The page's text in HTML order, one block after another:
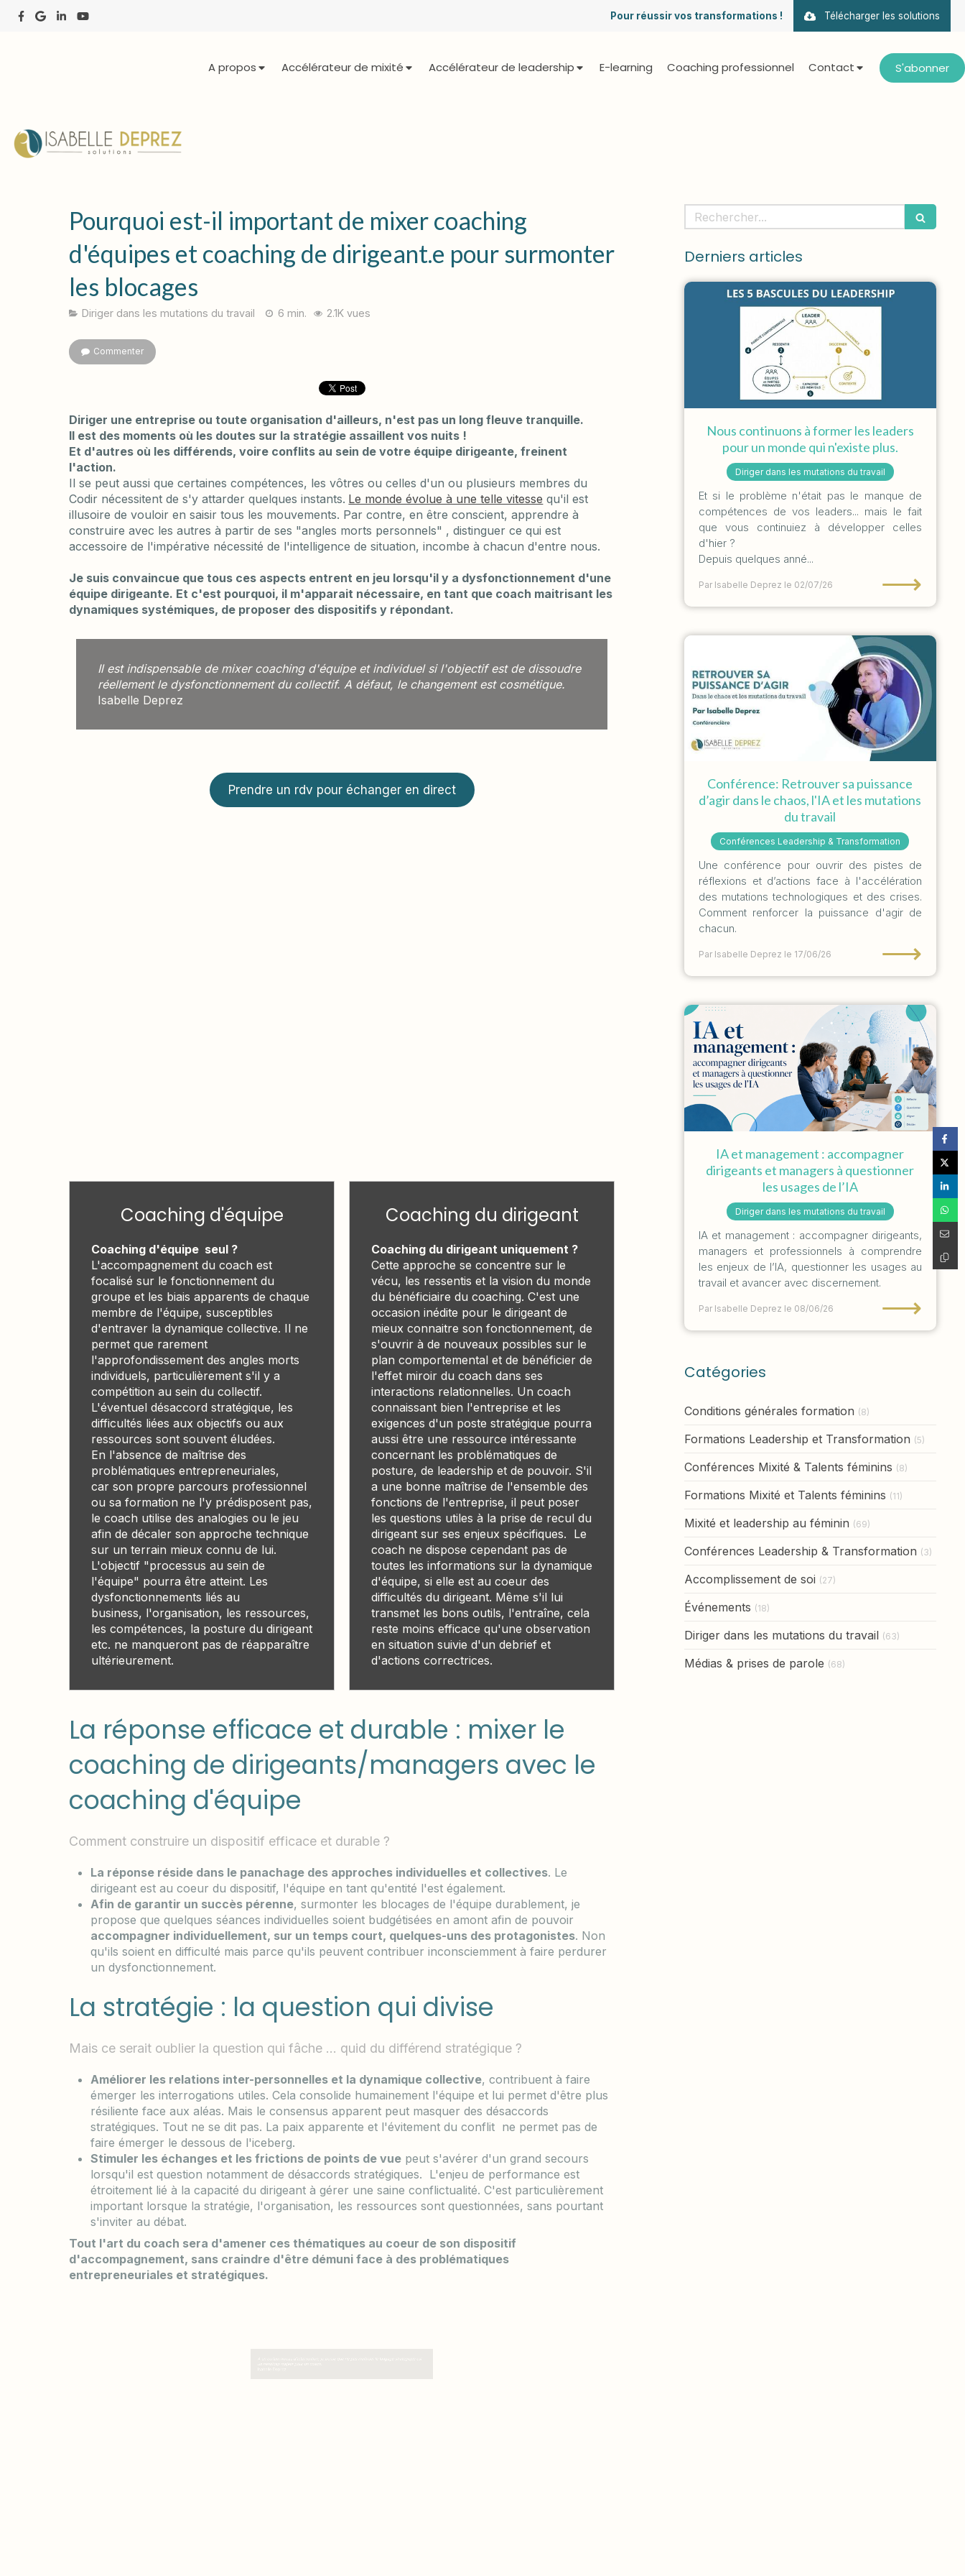
Télécharger les solutions
Pour réussir vos transformations !
A propos Accélérateur de mixité Accélérateur de leadership E-learning Coaching professionnel Contact S'abonner
Pourquoi est-il important de mixer coaching
d'équipes et coaching de dirigeant.e pour surmonter
les blocages
Diriger dans les mutations du travail 6 min. 2.1K vues
Commenter
Diriger une entreprise ou toute organisation d'ailleurs, n'est pas un long fleuve tranquille.
Il est des moments où les doutes sur la stratégie assaillent vos nuits !
Et d'autres où les différends, voire conflits au sein de votre équipe dirigeante, freinent
l'action.
Il se peut aussi que certaines compétences, les vôtres ou celles d'un ou plusieurs membres du
Codir nécessitent de s'y attarder quelques instants. Le monde évolue à une telle vitesse qu'il est
illusoire de vouloir en saisir tous les mouvements. Par contre, en être conscient, apprendre à
construire avec les autres à partir de ses "angles morts personnels" , distinguer ce qui est
accessoire de l'impérative nécessité de l'intelligence de situation, incombe à chacun d'entre nous.
Je suis convaincue que tous ces aspects entrent en jeu lorsqu'il y a dysfonctionnement d'une
équipe dirigeante. Et c'est pourquoi, il m'apparait nécessaire, en tant que coach maitrisant les
dynamiques systémiques, de proposer des dispositifs y répondant.
Il est indispensable de mixer coaching d'équipe et individuel si l'objectif est de dissoudre
réellement le dysfonctionnement du collectif. A défaut, le changement est cosmétique.
Isabelle Deprez
Prendre un rdv pour échanger en direct
Coaching d'équipe
Coaching d'équipe seul ?
L'accompagnement du coach est
focalisé sur le fonctionnement du
groupe et les biais apparents de chaque
membre de l'équipe, susceptibles
d'entraver la dynamique collective. Il ne
permet que rarement
l'approfondissement des angles morts
individuels, particulièrement s'il y a
compétition au sein du collectif.
L'éventuel désaccord stratégique, les
difficultés liées aux objectifs ou aux
ressources sont souvent éludées.
En l'absence de maîtrise des
problématiques entrepreneuriales,
car son propre parcours professionnel
ou sa formation ne l'y prédisposent pas,
le coach utilise des analogies ou le jeu
afin de décaler son approche technique
sur un terrain mieux connu de lui.
L'objectif "processus au sein de
l'équipe" pourra être atteint. Les
dysfonctionnements liés au
business, l'organisation, les ressources,
les compétences, la posture du dirigeant
etc. ne manqueront pas de réapparaître
ultérieurement.
Coaching du dirigeant
Coaching du dirigeant uniquement ?
Cette approche se concentre sur le
vécu, les ressentis et la vision du monde
du bénéficiaire du coaching. C'est une
occasion inédite pour le dirigeant de
mieux connaitre son fonctionnement, de
s'ouvrir à de nouveaux possibles sur le
plan comportemental et de bénéficier de
l'effet miroir du coach dans ses
interactions relationnelles. Un coach
connaissant bien l'entreprise et les
exigences d'un poste stratégique pourra
aussi être une ressource intéressante
concernant les problématiques de
posture, de leadership et de pouvoir. S'il
a une bonne maîtrise de l'ensemble des
fonctions de l'entreprise, il peut poser
les questions utiles à la prise de recul du
dirigeant sur ses enjeux spécifiques. Le
coach ne dispose cependant pas de
toutes les informations sur la dynamique
d'équipe, si elle est au coeur des
difficultés du dirigeant. Même s'il lui
transmet les bons outils, l'entraîne, cela
reste moins efficace qu'une observation
en situation suivie d'un debrief et
d'actions correctrices.
La réponse efficace et durable : mixer le
coaching de dirigeants/managers avec le
coaching d'équipe
Comment construire un dispositif efficace et durable ?
La réponse réside dans le panachage des approches individuelles et collectives. Le
dirigeant est au coeur du dispositif, l'équipe en tant qu'entité l'est également.
Afin de garantir un succès pérenne, surmonter les blocages de l'équipe durablement, je
propose que quelques séances individuelles soient budgétisées en amont afin de pouvoir
accompagner individuellement, sur un temps court, quelques-uns des protagonistes. Non
qu'ils soient en difficulté mais parce qu'ils peuvent contribuer inconsciemment à faire perdurer
un dysfonctionnement.
La stratégie : la question qui divise
Mais ce serait oublier la question qui fâche ... quid du différend stratégique ?
Améliorer les relations inter-personnelles et la dynamique collective, contribuent à faire
émerger les interrogations utiles. Cela consolide humainement l'équipe et lui permet d'être plus
résiliente face aux aléas. Mais le consensus apparent peut masquer des désaccords
stratégiques. Tout ne se dit pas. La paix apparente et l'évitement du conflit ne permet pas de
faire émerger le dessous de l'iceberg.
Stimuler les échanges et les frictions de points de vue peut s'avérer d'un grand secours
lorsqu'il est question notamment de désaccords stratégiques. L'enjeu de performance est
étroitement lié à la capacité du dirigeant à gérer une saine conflictualité. C'est particulièrement
important lorsque la stratégie, l'organisation, les ressources sont questionnées, sans pourtant
s'inviter au débat.
Tout l'art du coach sera d'amener ces thématiques au coeur de son dispositif
d'accompagnement, sans craindre d'être démuni face à des problématiques
entrepreneuriales et stratégiques.
Rechercher
Derniers articles
Nous continuons à former les leaders
pour un monde qui n'existe plus.
Diriger dans les mutations du travail
Et si le problème n'était pas le manque de
compétences de vos leaders... mais le fait
que vous continuiez à développer celles
d'hier ?
Depuis quelques anné...
Par Isabelle Deprez le 02/07/26 ⟶
Conférence: Retrouver sa puissance
d’agir dans le chaos, l'IA et les mutations
du travail
Conférences Leadership & Transformation
Une conférence pour ouvrir des pistes de
réflexions et d’actions face à l'accélération
des mutations technologiques et des crises.
Comment renforcer la puissance d'agir de
chacun.
Par Isabelle Deprez le 17/06/26 ⟶
IA et management : accompagner
dirigeants et managers à questionner
les usages de l’IA
Diriger dans les mutations du travail
IA et management : accompagner dirigeants,
managers et professionnels à comprendre
les enjeux de l’IA, questionner les usages au
travail et avancer avec discernement.
Par Isabelle Deprez le 08/06/26 ⟶
Catégories
Conditions générales formation (8)
Formations Leadership et Transformation (5)
Conférences Mixité & Talents féminins (8)
Formations Mixité et Talents féminins (11)
Mixité et leadership au féminin (69)
Conférences Leadership & Transformation (3)
Accomplissement de soi (27)
Événements (18)
Diriger dans les mutations du travail (63)
Médias & prises de parole (68)